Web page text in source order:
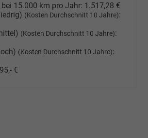
15.000 km pro Jahr: 1.517,28 €
(Kosten Durchschnitt 10 Jahre):
(Kosten Durchschnitt 10 Jahre):
(Kosten Durchschnitt 10 Jahre):
95,- €